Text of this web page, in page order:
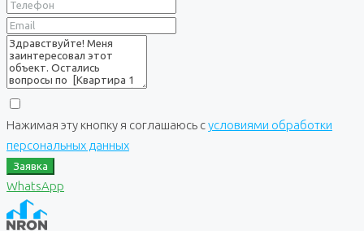
Нажимая эту кнопку я соглашаюсь сусловиями обработки
персональных данных
Заявка
WhatsApp